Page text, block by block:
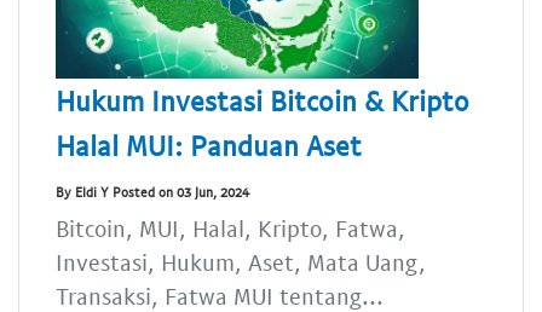
Hukum Investasi Bitcoin & Kripto
Halal MUI: Panduan Aset
By Eldi Y Posted on 03 Jun, 2024
Bitcoin, MUI, Halal, Kripto, Fatwa,
Investasi, Hukum, Aset, Mata Uang,
Transaksi, Fatwa MUI tentang...